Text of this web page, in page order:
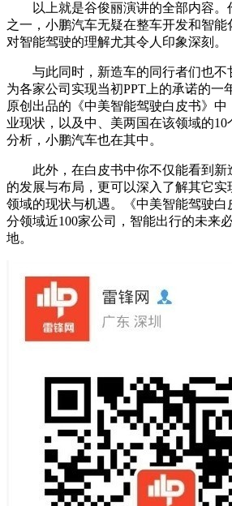
以上就是谷俊丽演讲的全部内容。
之一，小鹏汽车无疑在整车开发和智
对智能驾驶的理解尤其令人印象深刻。
与此同时，新造车的同行者们也不
为各家公司实现当初PPT上的承诺的一
原创出品的《中美智能驾驶白皮书》
业现状，以及中、美两国在该领域的
分析，小鹏汽车也在其中。
此外，在白皮书中你不仅能看到新
的发展与布局，更可以深入了解其它
领域的现状与机遇。《中美智能驾驶白
分领域近100家公司，智能出行的未来
地。